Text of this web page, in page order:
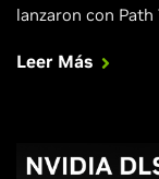
lanzaron con Path
espectaculares
Leer Más